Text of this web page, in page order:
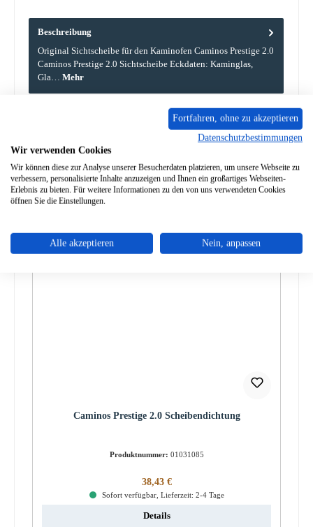
Beschreibung
Original Sichtscheibe für den Kaminofen Caminos Prestige 2.0
Caminos Prestige 2.0 Sichtscheibe Eckdaten: Kaminglas,
Gla… Mehr
Produktgalerie überspringen
Zubehör
Caminos Prestige 2.0 Scheibendichtung
Produktnummer: 01031085
Regulärer Preis:
38,43 €
Sofort verfügbar, Lieferzeit: 2-4 Tage
Details
Fortfahren, ohne zu akzeptieren
Datenschutzbestimmungen
Wir verwenden Cookies
Wir können diese zur Analyse unserer Besucherdaten platzieren, um unsere Webseite zu
verbessern, personalisierte Inhalte anzuzeigen und Ihnen ein großartiges Webseiten-
Erlebnis zu bieten. Für weitere Informationen zu den von uns verwendeten Cookies
öffnen Sie die Einstellungen.
Alle akzeptieren Nein, anpassen